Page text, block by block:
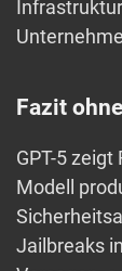
Fazit
GPT-5
Modell
Jailbreaks